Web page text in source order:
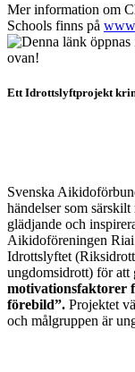
Mer information om
Schools finns på
ovan!
Ett Idrottslyftprojekt
Svenska
händelser som
glädjande och
Aikidoföreningen
Idrottslyftet
ungdomsidrott) för att
motivationsfaktorer
förebild”. Projektet
och målgruppen är